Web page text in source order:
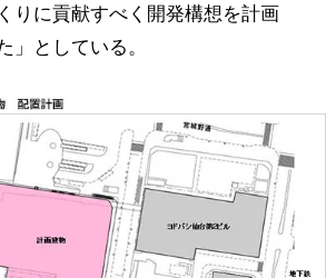
りに貢献すべく開発構想を計画
」としている。